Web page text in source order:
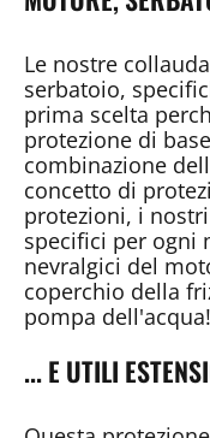
Le nostre
serbatoio,
prima scelta
protezione di
combinazione
concetto di
protezioni, i
specifici per ogni
nevralgici del
coperchio della
pompa dell'acqua!
... E UTILI